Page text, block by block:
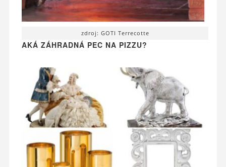
zdroj: GOTI Terrecotte
AKÁ ZÁHRADNÁ PEC NA PIZZU?